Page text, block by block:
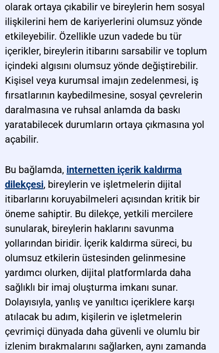
olarak ortaya çıkabilir ve bireylerin hem sosyal
ilişkilerini hem de kariyerlerini olumsuz yönde
etkileyebilir. Özellikle uzun vadede bu tür
içerikler, bireylerin itibarını sarsabilir ve toplum
içindeki algısını olumsuz yönde değiştirebilir.
Kişisel veya kurumsal imajın zedelenmesi, iş
fırsatlarının kaybedilmesine, sosyal çevrelerin
daralmasına ve ruhsal anlamda da baskı
yaratabilecek durumların ortaya çıkmasına yol
açabilir.
Bu bağlamda, internetten içerik kaldırma
dilekçesi, bireylerin ve işletmelerin dijital
itibarlarını koruyabilmeleri açısından kritik bir
öneme sahiptir. Bu dilekçe, yetkili mercilere
sunularak, bireylerin haklarını savunma
yollarından biridir. İçerik kaldırma süreci, bu
olumsuz etkilerin üstesinden gelinmesine
yardımcı olurken, dijital platformlarda daha
sağlıklı bir imaj oluşturma imkanı sunar.
Dolayısıyla, yanlış ve yanıltıcı içeriklere karşı
atılacak bu adım, kişilerin ve işletmelerin
çevrimiçi dünyada daha güvenli ve olumlu bir
izlenim bırakmalarını sağlarken, aynı zamanda